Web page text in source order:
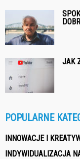
JAK
POPULARNE
INNOWACJE I
INDYWIDUALIZACJA